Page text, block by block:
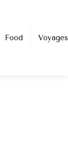
Food Voyages